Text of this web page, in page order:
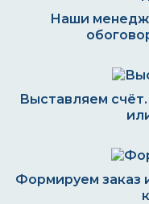
Наши
Выставляем
Формируем заказ